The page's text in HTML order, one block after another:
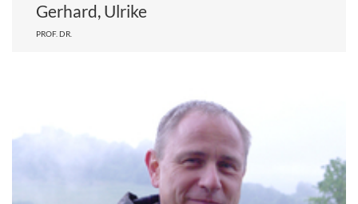
Gerhard, Ulrike
PROF. DR.